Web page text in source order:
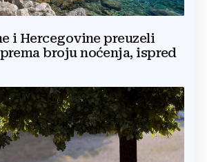
i Hercegovine preuzeli
broju noćenja, ispred